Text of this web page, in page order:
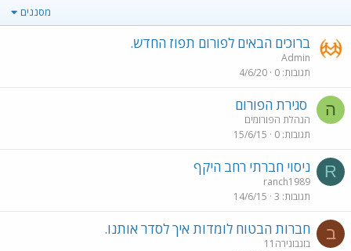
מסננים
ברוכים הבאים לפורום תפוז החדש.
Admin
תגובות 0
4/6/20
ה סגירת הפורום
הנהלת הפורומים
תגובות 0
15/6/15
R ניסוי חברתי רחב היקף
ranch1989
תגובות 3
14/6/15
ב חברות הבטוח לומדות איך לסדר אותנו.
בונבונירה11